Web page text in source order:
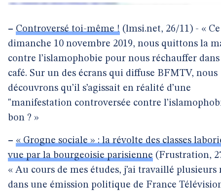
– Controversé toi-même ! (lmsi.net, 26/11) - « Ce
dimanche 10 novembre 2019, nous quittons la
contre l’islamophobie pour nous réchauffer
café. Sur un des écrans qui diffuse BFMTV, nous
découvrons qu’il s’agissait en réalité d’une
"manifestation controversée contre
bon ? »
– « Grogne sociale » : la révolte des classes
vue par la bourgeoisie parisienne (Frustration,
« Au cours de mes études, j’ai travaillé plusieurs
dans une émission politique de France